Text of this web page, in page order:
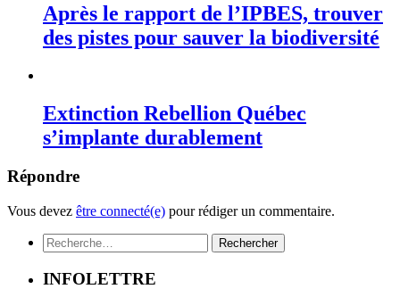
Après le rapport de l’IPBES, trouver
des pistes pour sauver la biodiversité
Extinction Rebellion Québec
s’implante durablement
Répondre
Vous devez être connecté(e) pour rédiger un commentaire.
Rechercher :
INFOLETTRE